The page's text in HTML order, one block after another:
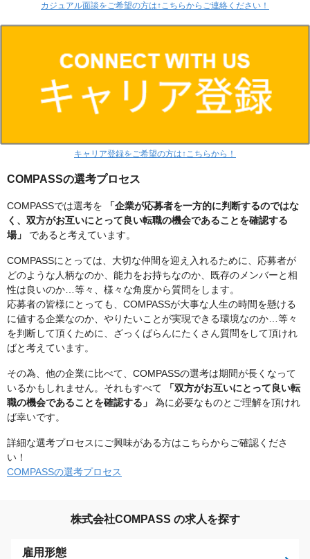
カジュアル面談をご希望の方は↑こちらからご連絡ください！
キャリア登録をご希望の方は↑こちらから！
COMPASSの選考プロセス
COMPASSでは選考を
「企業が応募者を一方的に判断するのではな
く、双方がお互いにとって良い転職の機会であることを確認する
場」
であると考えています。
COMPASSにとっては、大切な仲間を迎え入れるために、応募者が
どのような人柄なのか、能力をお持ちなのか、既存のメンバーと相
性は良いのか…等々、様々な角度から質問をします。
応募者の皆様にとっても、COMPASSが大事な人生の時間を懸ける
に値する企業なのか、やりたいことが実現できる環境なのか…等々
を判断して頂くために、ざっくばらんにたくさん質問をして頂けれ
ばと考えています。
その為、他の企業に比べて、COMPASSの選考は期間が長くなって
いるかもしれません。それもすべて
「双方がお互いにとって良い転
職の機会であることを確認する」
為に必要なものとご理解を頂けれ
ば幸いです。
詳細な選考プロセスにご興味がある方はこちらからご確認くださ
い！
COMPASSの選考プロセス
株式会社COMPASS の求人を探す
雇用形態